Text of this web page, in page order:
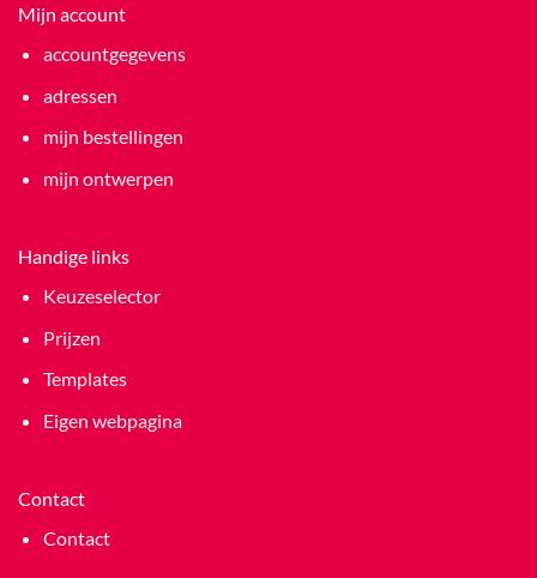
Mijn account
accountgegevens
adressen
mijn bestellingen
mijn ontwerpen
Handige links
Keuzeselector
Prijzen
Templates
Eigen webpagina
Contact
Contact